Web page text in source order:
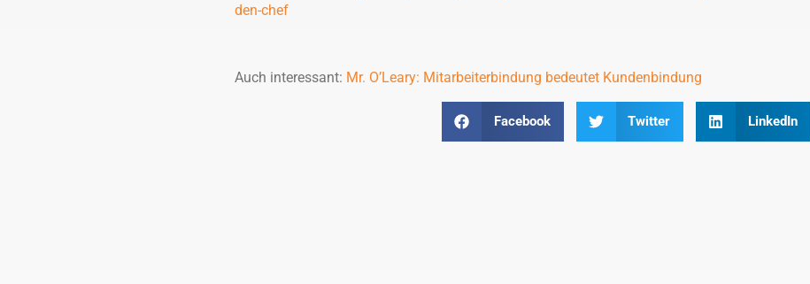
den-chef
Auch interessant: Mr. O’Leary: Mitarbeiterbindung bedeutet Kundenbindung
Facebook Twitter LinkedIn